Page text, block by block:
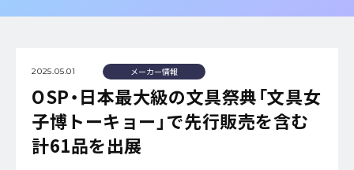
2025.05.01 メーカー情報
OSP・日本最大級の文具祭典「文具女
子博トーキョー」で先行販売を含む
計61品を出展